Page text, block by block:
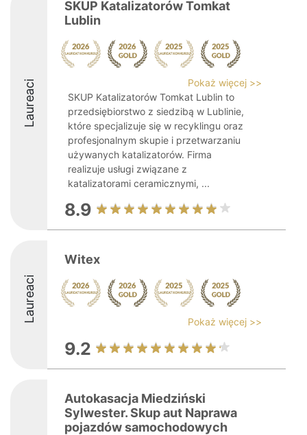
Laureaci
SKUP Katalizatorów Tomkat
Lublin
Pokaż więcej >>
SKUP Katalizatorów Tomkat Lublin to
przedsiębiorstwo z siedzibą w Lublinie,
które specjalizuje się w recyklingu oraz
profesjonalnym skupie i przetwarzaniu
używanych katalizatorów. Firma
realizuje usługi związane z
katalizatorami ceramicznymi, ...
8.9
Laureaci
Witex
Pokaż więcej >>
9.2
Autokasacja Miedziński
Sylwester. Skup aut Naprawa
pojazdów samochodowych